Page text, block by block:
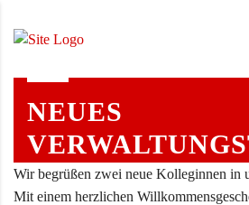
NEUES
Wir begrüßen zwei neue Kolleginnen in
Mit einem herzlichen